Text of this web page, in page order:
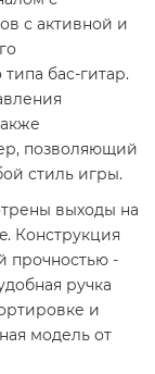
с активной и
бас-гитар.
позволяющий
стиль игры.
выходы на
Конструкция
прочностью -
ручка
и
модель от